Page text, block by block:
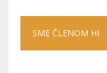
SME ČLENOM HI